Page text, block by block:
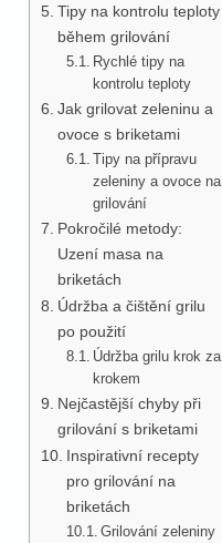
Tipy na kontrolu teploty
během grilování
Rychlé tipy na
kontrolu teploty
Jak grilovat zeleninu a
ovoce s briketami
Tipy na přípravu
zeleniny a ovoce na
grilování
Pokročilé metody:
Uzení masa na
briketách
Údržba a čištění grilu
po použití
Údržba grilu krok za
krokem
Nejčastější chyby při
grilování s briketami
Inspirativní recepty
pro grilování na
briketách
Grilování zeleniny